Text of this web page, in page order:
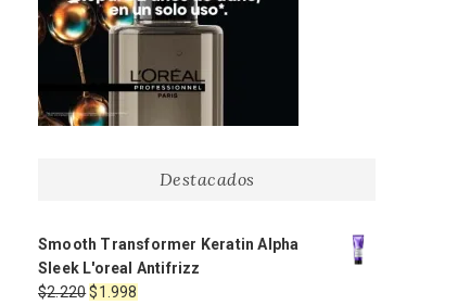
Destacados
Smooth Transformer Keratin Alpha
Sleek L'oreal Antifrizz
$2.220El
$1.998